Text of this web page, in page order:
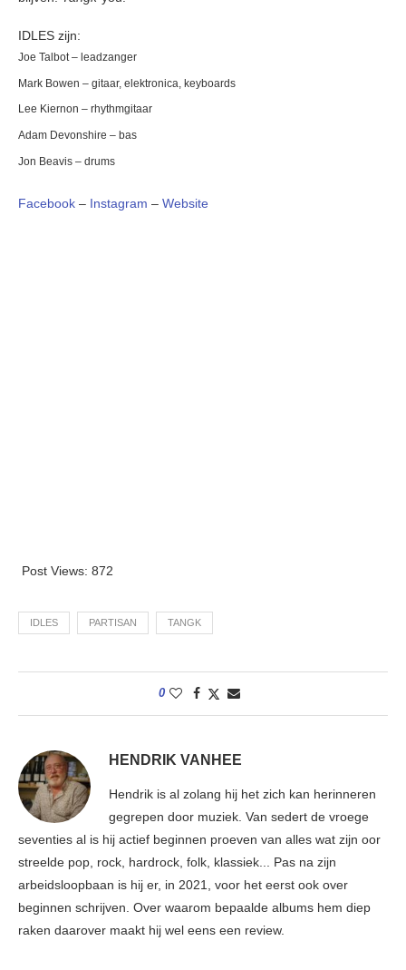
IDLES zijn:
Joe Talbot – leadzanger
Mark Bowen – gitaar, elektronica, keyboards
Lee Kiernon – rhythmgitaar
Adam Devonshire – bas
Jon Beavis – drums
Facebook – Instagram – Website
Post Views: 872
IDLES PARTISAN TANGK
0
HENDRIK VANHEE
Hendrik is al zolang hij het zich kan herinneren
gegrepen door muziek. Van sedert de vroege
seventies al is hij actief beginnen proeven van alles wat zijn oor
streelde pop, rock, hardrock, folk, klassiek... Pas na zijn
arbeidsloopbaan is hij er, in 2021, voor het eerst ook over
beginnen schrijven. Over waarom bepaalde albums hem diep
raken daarover maakt hij wel eens een review.